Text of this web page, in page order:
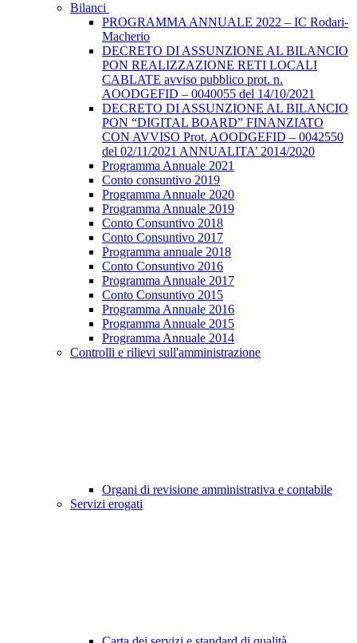
Bilanci
PROGRAMMA ANNUALE 2022 – IC Rodari-
Macherio
DECRETO DI ASSUNZIONE AL BILANCIO
PON REALIZZAZIONE RETI LOCALI
CABLATE avviso pubblico prot. n.
AOODGEFID – 0040055 del 14/10/2021
DECRETO DI ASSUNZIONE AL BILANCIO
PON “DIGITAL BOARD” FINANZIATO
CON AVVISO Prot. AOODGEFID – 0042550
del 02/11/2021 ANNUALITA’ 2014/2020
Programma Annuale 2021
Conto consuntivo 2019
Programma Annuale 2020
Programma Annuale 2019
Conto Consuntivo 2018
Conto Consuntivo 2017
Programma annuale 2018
Conto Consuntivo 2016
Programma Annuale 2017
Conto Consuntivo 2015
Programma Annuale 2016
Programma Annuale 2015
Programma Annuale 2014
Controlli e rilievi sull'amministrazione
Organi di revisione amministrativa e contabile
Servizi erogati